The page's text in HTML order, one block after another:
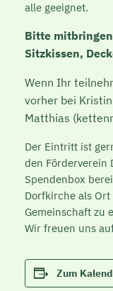
alle geeignet.
Bitte
Sitzkissen,
Wenn Ihr
vorher bei
Matthias
Der Eintritt ist
den Förderverein
Spendenbox
Dorfkirche als
Gemeinschaft zu
Wir freuen uns
Zum